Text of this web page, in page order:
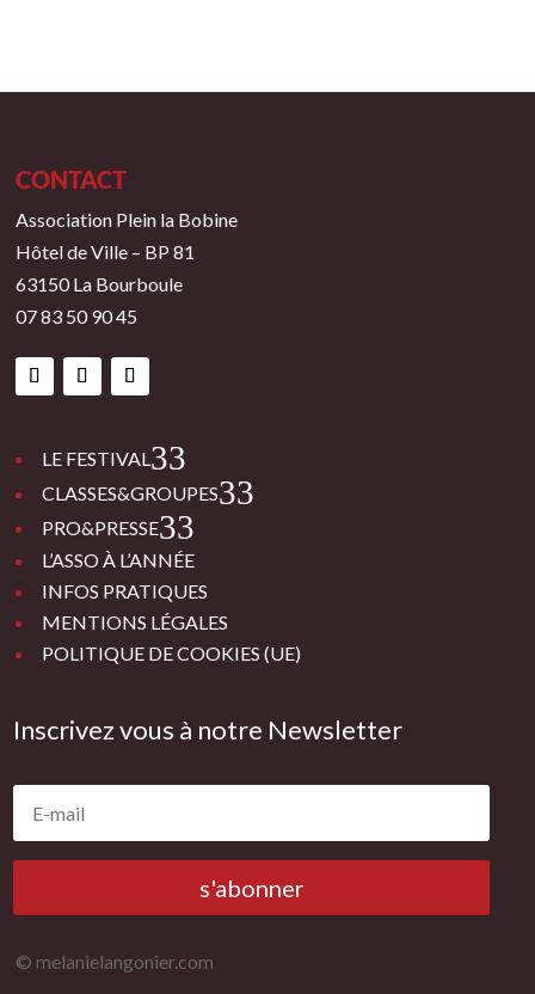
CONTACT
Association Plein la Bobine
Hôtel de Ville – BP 81
63150 La Bourboule
07 83 50 90 45
LE FESTIVAL 3
CLASSES&GROUPES 3
PRO&PRESSE 3
L’ASSO À L’ANNÉE
INFOS PRATIQUES
MENTIONS LÉGALES
POLITIQUE DE COOKIES (UE)
Inscrivez vous à notre Newsletter
s'abonner
© melanielangonier.com